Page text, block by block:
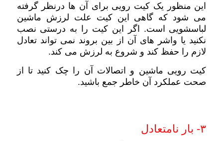
این منظور یک کیت رویی برای آن ها درنظر گرفته
می شود که گاهی این کیت علت لرزش ماشین
لباسشویی است. اگر این کیت را به درستی نصب
نکنید یا واشر های آن از بین بروند نمی تواند تعادل
لازم را حفظ کند و شروع به لرزش می کند.
کیت رویی ماشین و اتصالات آن را چک کنید تا از
صحت عملکرد آن خاطر جمع باشید.
۳- بار نامتعادل